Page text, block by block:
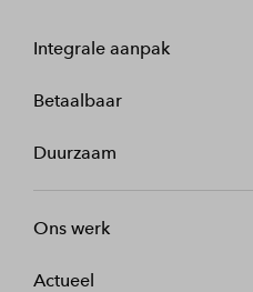
Integrale aanpak
Betaalbaar
Duurzaam
Ons werk
Actueel